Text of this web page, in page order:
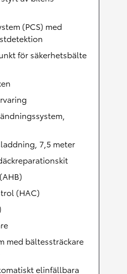
(PCS) med
för säkerhetsbälte
7,5 meter
(HAC)
med bältessträckare
elinfällbara